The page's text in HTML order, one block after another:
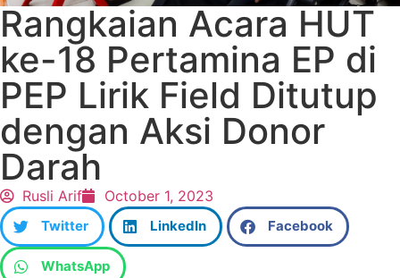
Rangkaian Acara HUT
ke-18 Pertamina EP di
PEP Lirik Field Ditutup
dengan Aksi Donor
Darah
Rusli Arif October 1, 2023
Twitter LinkedIn Facebook
WhatsApp